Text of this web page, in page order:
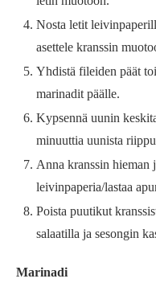
Nosta letit
asettele kranssin
Yhdistä fileiden päät
marinadit päälle.
Kypsennä uunin
minuuttia uunista
Anna kranssin hieman
leivinpaperia/lastaa
Poista puutikut
salaatilla ja sesongin
Marinadi